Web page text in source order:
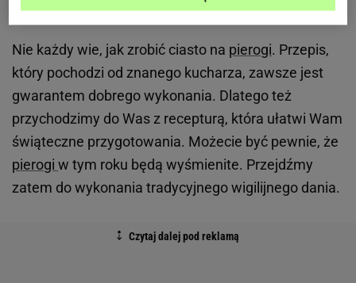
sprawdza
Nie każdy wie, jak zrobić ciasto na pierogi. Przepis,
który pochodzi od znanego kucharza, zawsze jest
gwarantem dobrego wykonania. Dlatego też
przychodzimy do Was z recepturą, która ułatwi Wam
świąteczne przygotowania. Możecie być pewnie, że
pierogi w tym roku będą wyśmienite. Przejdźmy
zatem do wykonania tradycyjnego wigilijnego dania.